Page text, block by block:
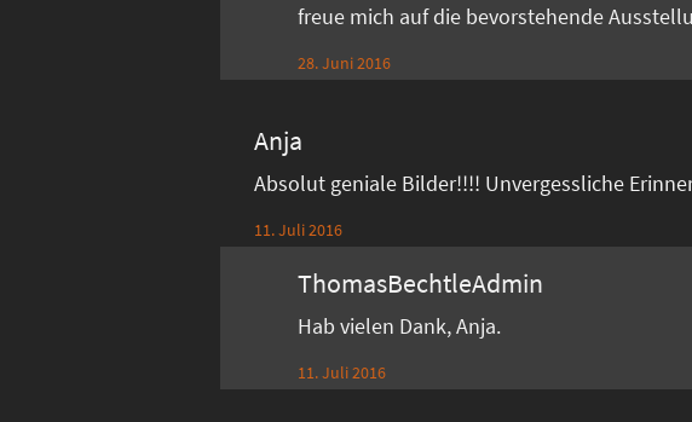
freue mich auf die bevorstehende
28. Juni 2016
Anja
Absolut geniale Bilder!!!! Unvergessliche
11. Juli 2016
ThomasBechtleAdmin
Hab vielen Dank, Anja.
11. Juli 2016